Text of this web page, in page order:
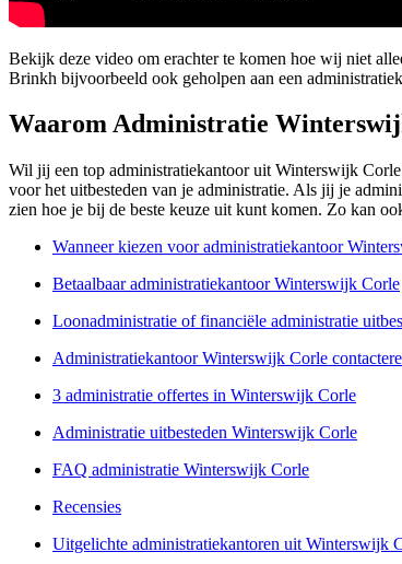
Bekijk deze video om erachter te komen hoe wij niet
Brinkh bijvoorbeeld ook geholpen aan een
Waarom Administratie
Wil jij een top administratiekantoor uit Winterswijk
voor het uitbesteden van je administratie. Als jij je
zien hoe je bij de beste keuze uit kunt komen. Zo kan
Wanneer kiezen voor administratiekantoor
Betaalbaar administratiekantoor Winterswijk Corle
Loonadministratie of financiële administratie
Administratiekantoor Winterswijk Corle
3 administratie offertes in Winterswijk Corle
Administratie uitbesteden Winterswijk Corle
FAQ administratie Winterswijk Corle
Recensies
Uitgelichte administratiekantoren uit Winterswijk